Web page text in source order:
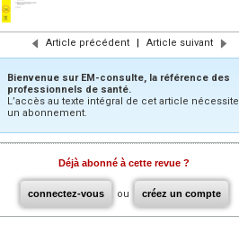
Article précédent | Article suivant
Bienvenue sur EM-consulte, la référence des
professionnels de santé.
L’accès au texte intégral de cet article nécessite
un abonnement.
Déjà abonné à cette revue ?
connectez-vous ou créez un compte